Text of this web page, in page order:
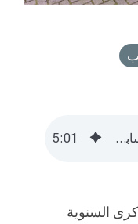
الشواء مع الفائز في مسابقة اليوبيل الخاصة بنا 5:01
السنوية